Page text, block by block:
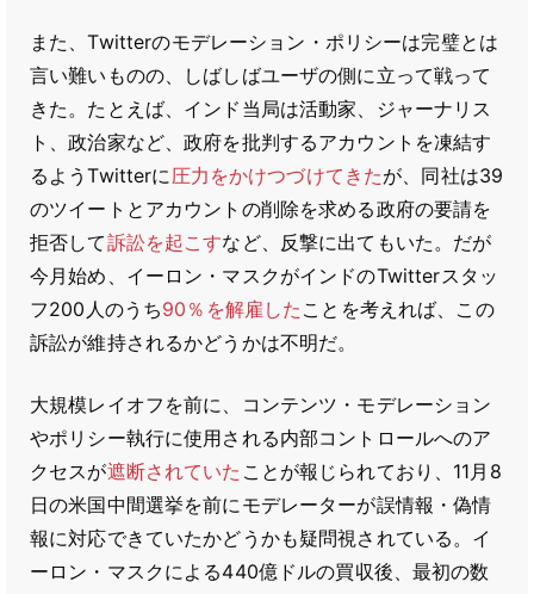
また、Twitterのモデレーション・ポリシーは完璧とは
言い難いものの、しばしばユーザの側に立って戦って
きた。たとえば、インド当局は活動家、ジャーナリス
ト、政治家など、政府を批判するアカウントを凍結す
るようTwitterに圧力をかけつづけてきたが、同社は39
のツイートとアカウントの削除を求める政府の要請を
拒否して訴訟を起こすなど、反撃に出てもいた。だが
今月始め、イーロン・マスクがインドのTwitterスタッ
フ200人のうち90％を解雇した ことを考えれば、この
訴訟が維持されるかどうかは不明だ。
大規模レイオフを前に、コンテンツ・モデレーション
やポリシー執行に使用される内部コントロールへのア
クセスが遮断されていた ことが報じられており、11月8
日の米国中間選挙を前にモデレーターが誤情報・偽情
報に対応できていたかどうかも疑問視されている。イ
ーロン・マスクによる440億ドルの買収後、最初の数